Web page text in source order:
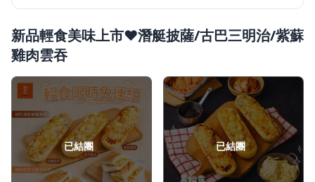
本島運費
$200(滿 $2,000 免運)
🌟胡同新品優惠活動🌟滿額NT$2,000元即贈【胡同】起司牛
肉捲*1條，可累贈（買越多送越多）
新品輕食美味上市❤️潛艇披薩/古巴三明治/紫蘇
雞肉雲吞
已結團 已結團